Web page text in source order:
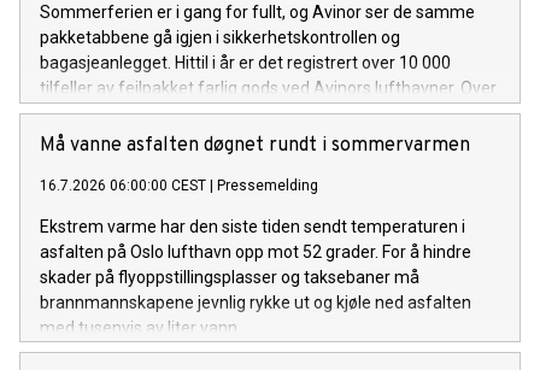
Sommerferien er i gang for fullt, og Avinor ser de samme
pakketabbene gå igjen i sikkerhetskontrollen og
bagasjeanlegget. Hittil i år er det registrert over 10 000
tilfeller av feilpakket farlig gods ved Avinors lufthavner. Over
åtte av ti tilfeller gjelder powerbanks og litiumbatterier.
Må vanne asfalten døgnet rundt i sommervarmen
16.7.2026 06:00:00 CEST | Pressemelding
Ekstrem varme har den siste tiden sendt temperaturen i
asfalten på Oslo lufthavn opp mot 52 grader. For å hindre
skader på flyoppstillingsplasser og taksebaner må
brannmannskapene jevnlig rykke ut og kjøle ned asfalten
med tusenvis av liter vann.